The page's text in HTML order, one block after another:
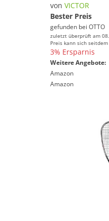
von VICTOR
Bester Preis
gefunden bei OTTO
zuletzt überprüft am
Preis kann sich
3% Ersparnis
Weitere Angebote:
Amazon
Amazon